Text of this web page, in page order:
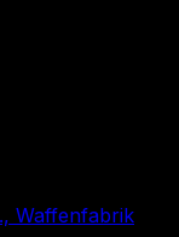
Waffenfabrik